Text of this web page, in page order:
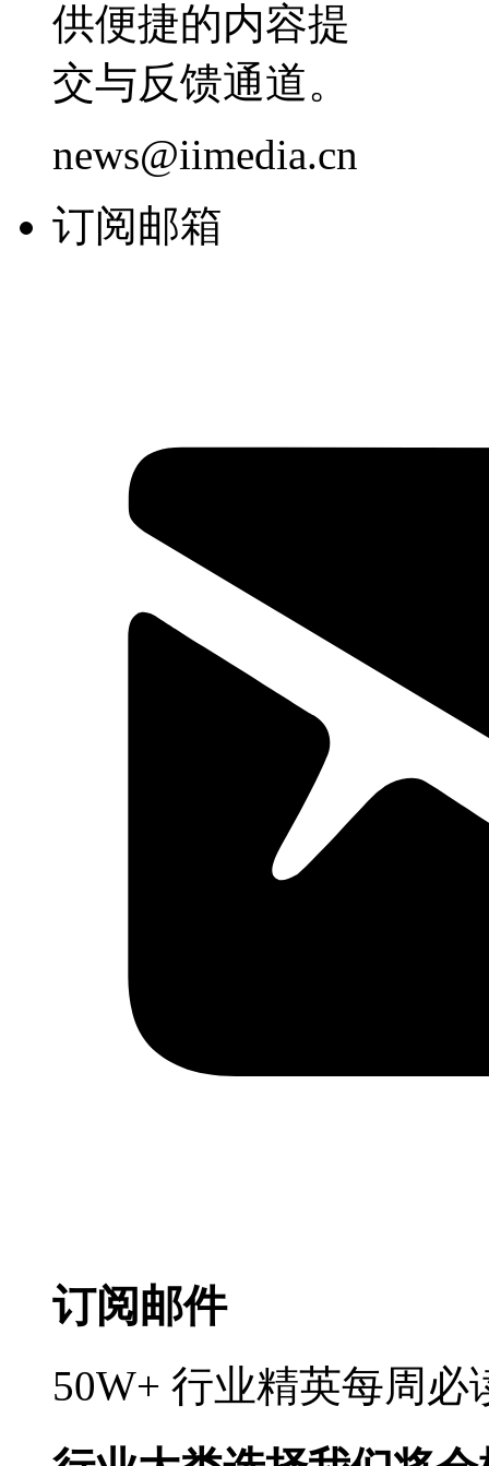
供便捷的内容提
交与反馈通道。
news@iimedia.cn
订阅邮箱
订阅邮件
50W+ 行业精英每周